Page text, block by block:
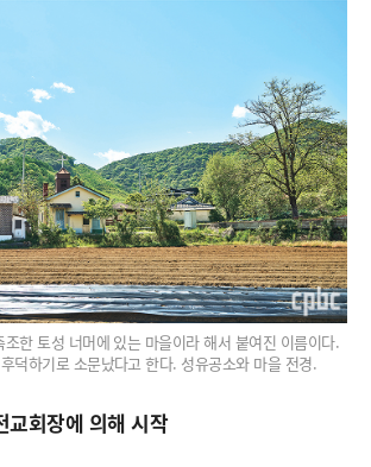
한 토성 너머에 있는 마을이라 해서 붙여진 이름이다.
덕하기로 소문났다고 한다. 성유공소와 마을 전경.
교회장에 의해 시작